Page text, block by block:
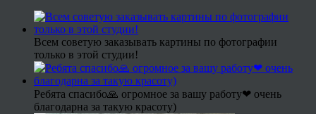
Всем советую заказывать картины по фотографии
только в этой студии!
Ребята спасибо🙏 огромное за вашу работу❤ очень
благодарна за такую красоту)